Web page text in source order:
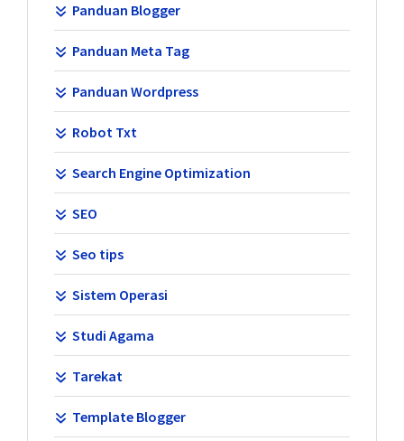
Panduan Blogger
Panduan Meta Tag
Panduan Wordpress
Robot Txt
Search Engine Optimization
SEO
Seo tips
Sistem Operasi
Studi Agama
Tarekat
Template Blogger